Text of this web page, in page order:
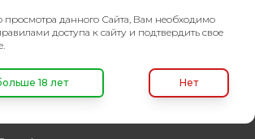
просмотра данного Сайта, Вам необходимо
доступа к сайту и подтвердить свое
18 лет Нет